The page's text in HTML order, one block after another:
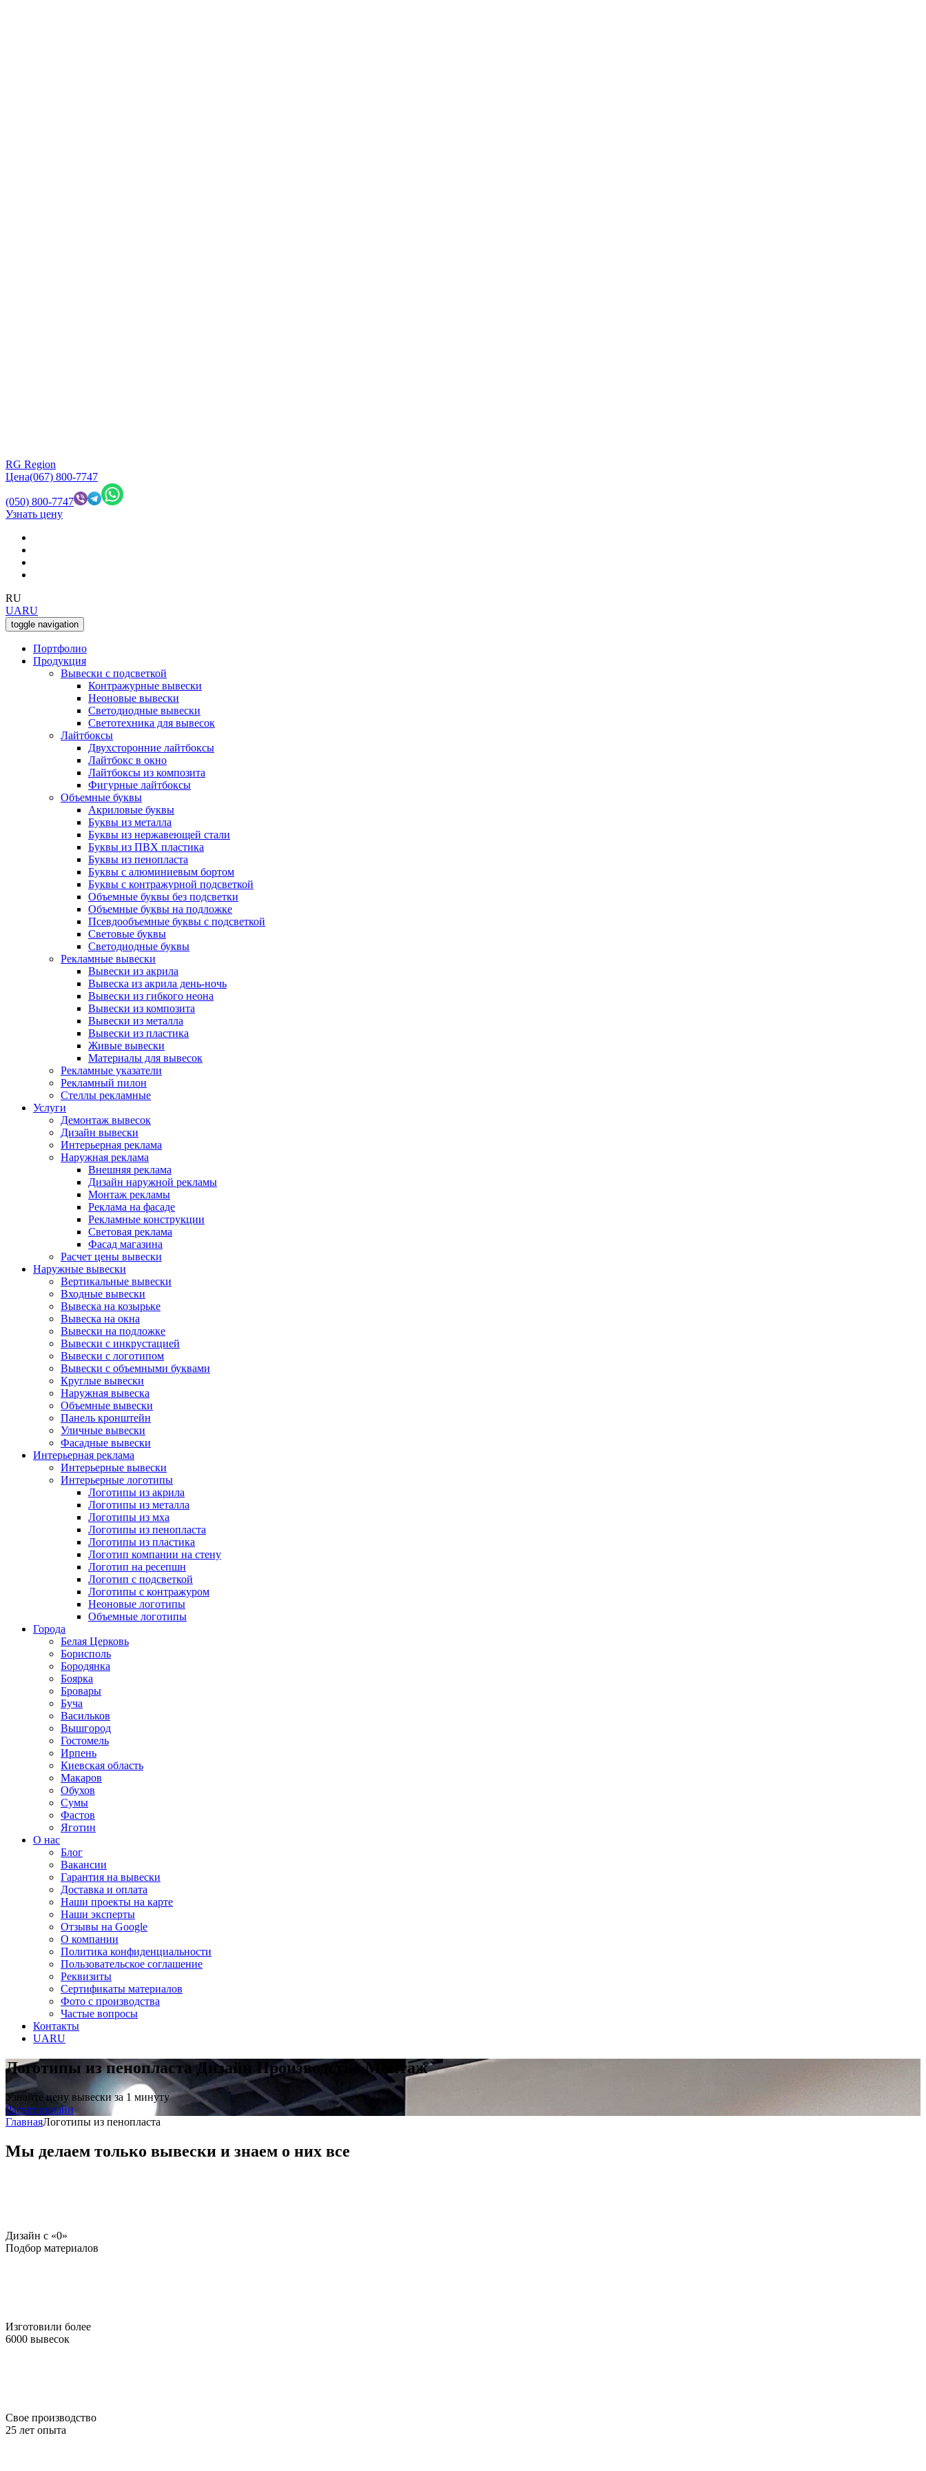
RG Region
Цена(067) 800-7747
(050) 800-7747
Узнать цену
RU
UARU
toggle navigation
Портфолио
Продукция
Вывески с подсветкой
Контражурные вывески
Неоновые вывески
Светодиодные вывески
Светотехника для вывесок
Лайтбоксы
Двухсторонние лайтбоксы
Лайтбокс в окно
Лайтбоксы из композита
Фигурные лайтбоксы
Объемные буквы
Акриловые буквы
Буквы из металла
Буквы из нержавеющей стали
Буквы из ПВХ пластика
Буквы из пенопласта
Буквы с алюминиевым бортом
Буквы с контражурной подсветкой
Объемные буквы без подсветки
Объемные буквы на подложке
Псевдообъемные буквы с подсветкой
Световые буквы
Светодиодные буквы
Рекламные вывески
Вывески из акрила
Вывеска из акрила день-ночь
Вывески из гибкого неона
Вывески из композита
Вывески из металла
Вывески из пластика
Живые вывески
Материалы для вывесок
Рекламные указатели
Рекламный пилон
Стеллы рекламные
Услуги
Демонтаж вывесок
Дизайн вывески
Интерьерная реклама
Наружная реклама
Внешняя реклама
Дизайн наружной рекламы
Монтаж рекламы
Реклама на фасаде
Рекламные конструкции
Световая реклама
Фасад магазина
Расчет цены вывески
Наружные вывески
Вертикальные вывески
Входные вывески
Вывеска на козырьке
Вывеска на окна
Вывески на подложке
Вывески с инкрустацией
Вывески с логотипом
Вывески с объемными буквами
Круглые вывески
Наружная вывеска
Объемные вывески
Панель кронштейн
Уличные вывески
Фасадные вывески
Интерьерная реклама
Интерьерные вывески
Интерьерные логотипы
Логотипы из акрила
Логотипы из металла
Логотипы из мха
Логотипы из пенопласта
Логотипы из пластика
Логотип компании на стену
Логотип на ресепшн
Логотип с подсветкой
Логотипы с контражуром
Неоновые логотипы
Объемные логотипы
Города
Белая Церковь
Борисполь
Бородянка
Боярка
Бровары
Буча
Васильков
Вышгород
Гостомель
Ирпень
Киевская область
Макаров
Обухов
Сумы
Фастов
Яготин
О нас
Блог
Вакансии
Гарантия на вывески
Доставка и оплата
Наши проекты на карте
Наши эксперты
Отзывы на Google
О компании
Политика конфиденциальности
Пользовательское соглашение
Реквизиты
Сертификаты материалов
Фото с производства
Частые вопросы
Контакты
UARU
Логотипы из пенопласта Дизайн Производство Монтаж
Узнайте цену вывески за 1 минуту
Расчет онлайн
ГлавнаяЛоготипы из пенопласта
Мы делаем только вывески и знаем о них все
Дизайн c «0»
Подбор материалов
Изготовили более
6000 вывесок
Свое производство
25 лет опыта